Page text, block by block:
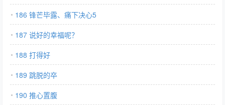
186 锋芒毕露、痛下决心5
187 说好的幸福呢？
188 打得好
189 跳脱的卒
190 推心置腹